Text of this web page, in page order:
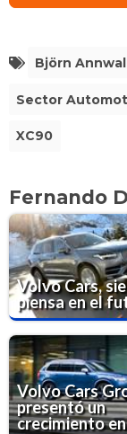
Björn
Sector
XC90
Fernando
Volvo Cars,
piensa en el
Volvo Cars
presentó un
crecimiento